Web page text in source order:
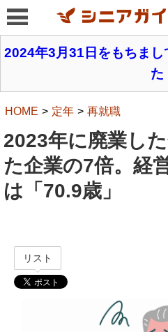
2024年3月31日をもちまし
た
HOME 定年 再就職
2023年に廃業し
た企業の7倍。経
は「70.9歳」
リスト